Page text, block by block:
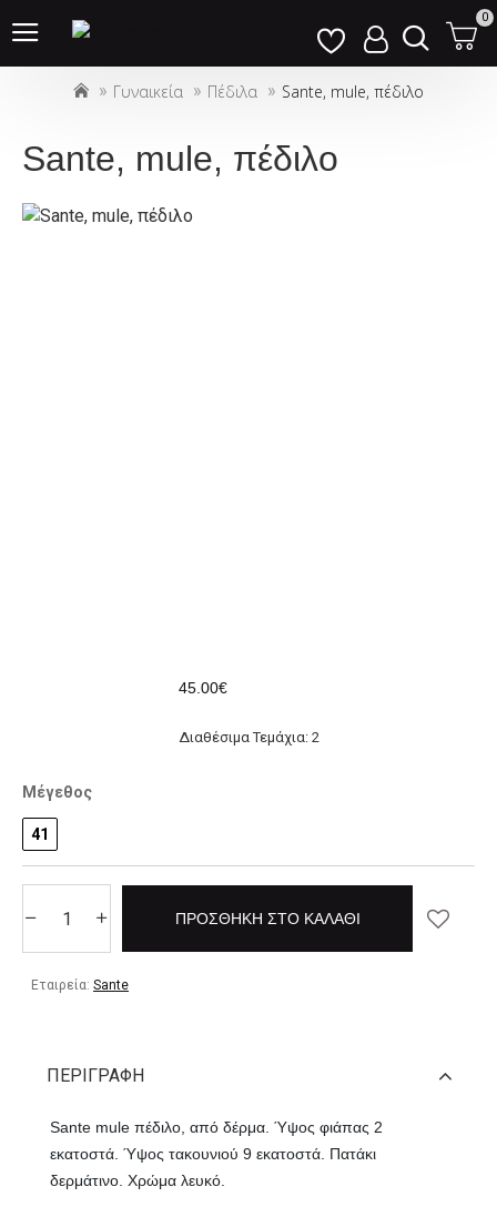
Αυτός
ο
ιστότοπος
ένα
σύστημα
προσβασιμότητας.
0
Γυναικεία Πέδιλα Sante, mule, πέδιλο
Sante, mule, πέδιλο
Εταιρεία: Sante
45.00€
Διαθέσιμα Τεμάχια: 2
Μέγεθος
41
ΠΡΟΣΘΉΚΗ ΣΤΟ ΚΑΛΆΘΙ
ΠΕΡΙΓΡΑΦΉ
Sante mule πέδιλο, από δέρμα. Ύψος φιάπας 2
εκατοστά. Ύψος τακουνιού 9 εκατοστά. Πατάκι
δερμάτινο. Χρώμα λευκό.